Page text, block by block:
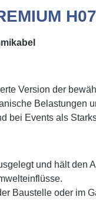
Version der
Belastungen
bei Events als
und hält den
Baustelle oder im